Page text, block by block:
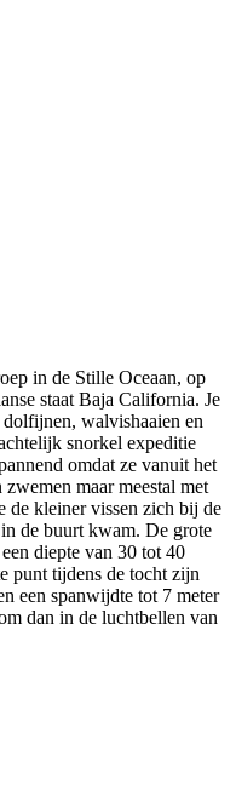
in de Stille Oceaan, op
staat Baja California. Je
walvishaaien en
snorkel expeditie
omdat ze vanuit het
maar meestal met
de kleiner vissen zich bij de
de buurt kwam. De grote
diepte van 30 tot 40
punt tijdens de tocht zijn
een spanwijdte tot 7 meter
dan in de luchtbellen van